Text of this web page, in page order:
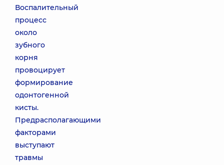
Воспалительный
процесс
около
зубного
корня
провоцирует
формирование
одонтогенной
кисты.
Предрасполагающими
факторами
выступают
травмы